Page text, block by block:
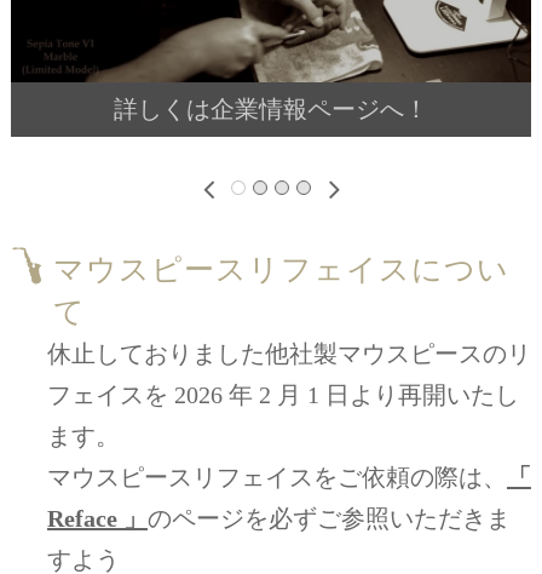
詳しくは企業情報ページへ！
マウスピースリフェイスについ
て
休止しておりました他社製マウスピースのリ
フェイスを 2026 年 2 月 1 日より再開いたし
ます。
マウスピースリフェイスをご依頼の際は、
「
Reface 」 のページを必ずご参照いただきま
すよう